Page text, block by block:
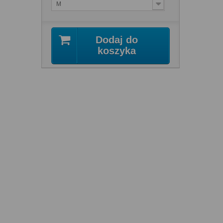
M
Dodaj do
koszyka